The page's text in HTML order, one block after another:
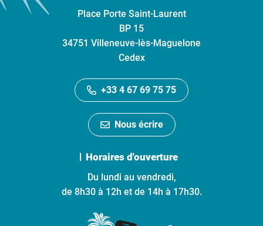
Place Porte Saint-Laurent
BP 15
34751 Villeneuve-lès-Maguelone
Cedex
+33 4 67 69 75 75
Nous écrire
Horaires d'ouverture
Du lundi au vendredi,
de 8h30 à 12h et de 14h à 17h30.